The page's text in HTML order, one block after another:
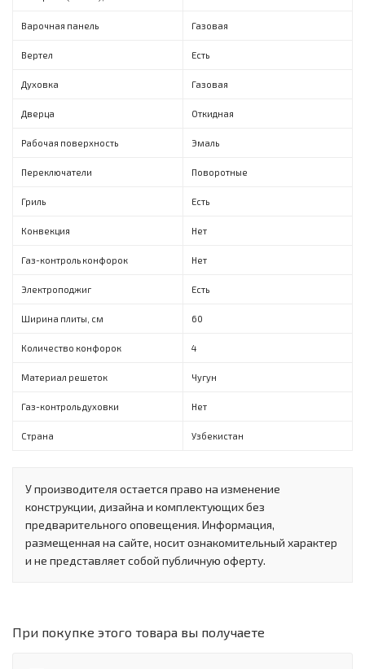
Варочная панель Газовая
Вертел Есть
Духовка Газовая
Дверца Откидная
Рабочая поверхность Эмаль
Переключатели Поворотные
Гриль Есть
Конвекция Нет
Газ-контроль конфорок Нет
Электроподжиг Есть
Ширина плиты, см 60
Количество конфорок 4
Материал решеток Чугун
Газ-контроль духовки Нет
Страна Узбекистан
У производителя остается право на изменение
конструкции, дизайна и комплектующих без
предварительного оповещения. Информация,
размещенная на сайте, носит ознакомительный характер
и не представляет собой публичную оферту.
При покупке этого товара вы получаете